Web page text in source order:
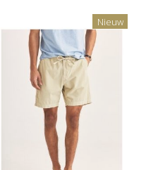
Nieuw